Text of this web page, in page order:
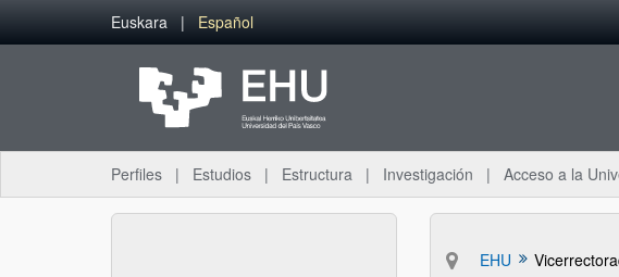
Saltar al contenido principal
Euskara Español
Perfiles Estudios Estructura Investigación Acceso a la
EHU